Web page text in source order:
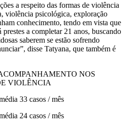
a respeito das formas de violência
violência psicológica, exploração
conhecimento, tendo em vista que
prestes a completar 21 anos, buscando
saberem se estão sofrendo
disse Tatyana, que também é
NOS
VIOLÊNCIA
33 casos / mês
24 casos / mês